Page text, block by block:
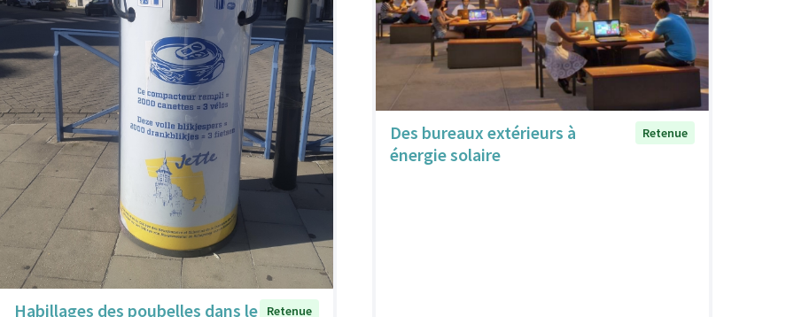
Habillages des poubelles dans le Retenue
Des bureaux extérieurs à
énergie solaire
Retenue